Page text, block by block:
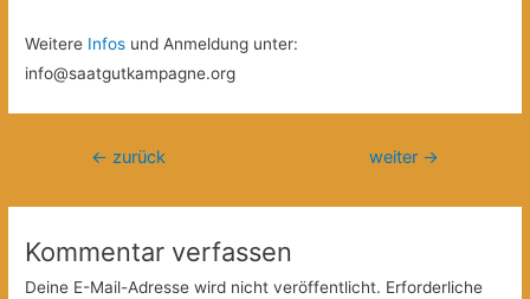
Weitere Infos und Anmeldung unter:
info@saatgutkampagne.org
Beitragsnavigation
← zurück weiter →
Kommentar verfassen
Deine E-Mail-Adresse wird nicht veröffentlicht. Erforderliche